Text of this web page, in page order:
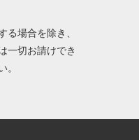
る場合を除き、
一切お請けでき
。